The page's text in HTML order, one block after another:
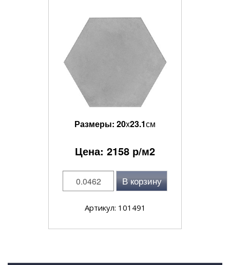
Размеры: 20x23.1см
Цена: 2158 р/м2
В корзину
Артикул: 101491